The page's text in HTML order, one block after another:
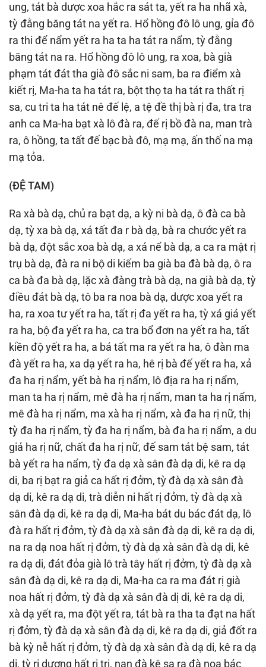
ung, tát bà dược xoa hắc ra sát ta, yết ra ha nhã xà,
tỳ đằng băng tát na yết ra. Hổ hồng đô lô ung, gỉa đô
ra thi để nẩm yết ra ha ta ha tát ra nẩm, tỳ đằng
băng tát na ra. Hổ hồng đô lô ung, ra xoa, bà già
phạm tát đát tha già đô sắc ni sam, ba ra điểm xà
kiết rị, Ma-ha ta ha tát ra, bột thọ ta ha tát ra thất rị
sa, cu tri ta ha tát nê đế lệ, a tệ đề thị bà rị đa, tra tra
anh ca Ma-ha bạt xà lô đà ra, đế rị bồ đà na, man trà
ra, ô hồng, ta tất đế bạc bà đô, mạ mạ, ấn thố na mạ
mạ tỏa.
(ÐỆ TAM)
Ra xà bà dạ, chủ ra bạt dạ, a kỳ ni bà dạ, ô đà ca bà
dạ, tỳ xa bà dạ, xá tất đa r bà dạ, bà ra chước yết ra
bà dạ, đột sắc xoa bà dạ, a xá nể bà dạ, a ca ra mật rị
trụ bà dạ, đà ra ni bộ di kiếm ba già ba đà bà dạ, ô ra
ca bà đa bà dạ, lặc xà đàng trà bà dạ, na già bà dạ, tỳ
điều đát bà dạ, tô ba ra noa bà dạ, dược xoa yết ra
ha, ra xoa tư yết ra ha, tất rị đa yết ra ha, tỳ xá giá yết
ra ha, bộ đa yết ra ha, ca tra bổ đơn na yết ra ha, tất
kiền độ yết ra ha, a bá tất ma ra yết ra ha, ô đàn ma
đà yết ra ha, xa dạ yết ra ha, hê rị bà đế yết ra ha, xả
đa ha rị nẩm, yết bà ha rị nẩm, lô địa ra ha rị nẩm,
man ta ha rị nẩm, mê đà ha rị nẩm, man ta ha rị nẩm,
mê đà ha rị nẩm, ma xà ha rị nẩm, xà đa ha rị nữ, thị
tỳ đa ha rị nẩm, tỳ đa ha rị nẩm, bà đa ha rị nẩm, a du
giá ha rị nữ, chất đa ha rị nữ, đế sam tát bệ sam, tát
bà yết ra ha nẩm, tỳ đa dạ xà sân đà dạ di, kê ra dạ
di, ba rị bạt ra giả ca hất rị đởm, tỳ đà dạ xà sân đà
dạ di, kê ra dạ di, trà diễn ni hất rị đởm, tỳ đà dạ xà
sân đà dạ di, kê ra dạ di, Ma-ha bát du bác đát dạ, lô
đà ra hất rị đởm, tỳ đà dạ xà sân đà dạ di, kê ra dạ di,
na ra dạ noa hất rị đởm, tỳ đà dạ xà sân đà dạ di, kê
ra dạ di, đát đỏa già lô trà tây hất rị đởm, tỳ đà dạ xà
sân đà dạ di, kê ra dạ di, Ma-ha ca ra ma đát rị già
noa hất rị đởm, tỳ đà dạ xà sân đà dị di, kê ra dạ di,
xà dạ yết ra, ma đột yết ra, tát bà ra tha ta đạt na hất
rị đởm, tỳ đà dạ xà sân đà dạ di, kê ra dạ di, giả đốt ra
bà kỳ nễ hất rị đởm, tỳ đà dạ xà sân đà dạ di, kê ra dạ
di, tỳ rị dương hất rị tri, nan đà kê sa ra đà noa bác